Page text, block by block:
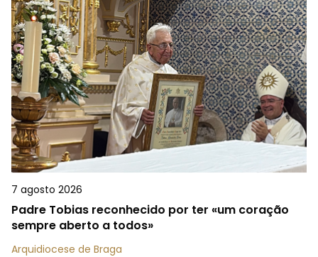
7 agosto 2026
Padre Tobias reconhecido por ter «um coração
sempre aberto a todos»
Arquidiocese de Braga